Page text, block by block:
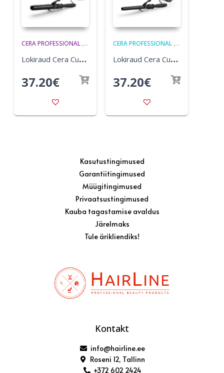
CERA PROFESSIONAL , ELEKTRILISED ILUTARVIKUD
L
okiraud Cera Curly 38 mm
37.20€
CERA PROFESSIONAL , ELEKTRILISED
L
okiraud Cera Curly 25 mm
37.20€
Kontakt
info@hairline.ee
Roseni 12, Tallinn
+372 602 2424
Kasutustingimused
Garantiitingimused
Müügitingimused
Privaatsustingimused
Kauba tagastamise avaldus
Järelmaks
Tule ärikliendiks!